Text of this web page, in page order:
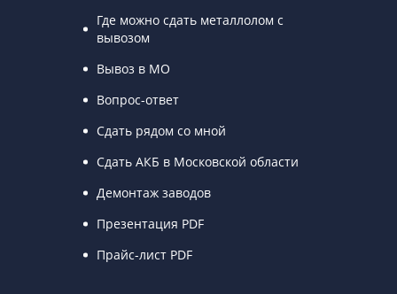
Где можно сдать металлолом с
вывозом
Вывоз в МО
Вопрос-ответ
Сдать рядом со мной
Сдать АКБ в Московской области
Демонтаж заводов
Презентация PDF
Прайс-лист PDF